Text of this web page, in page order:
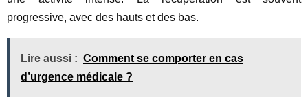
progressive, avec des hauts et des bas.
Lire aussi : Comment se comporter en cas
d’urgence médicale ?